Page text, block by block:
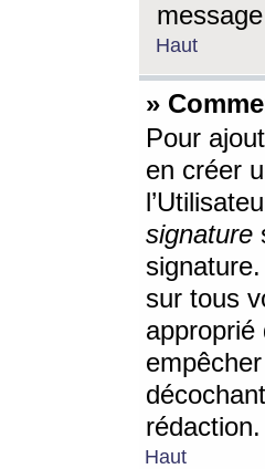
Haut
»
Pour
en créer
signature
sur tous
rédaction.
Haut